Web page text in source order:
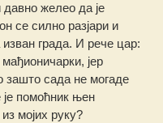
давно желео да је
се силно разјари и
града. И рече цар:
јер
зашто сада не могаде
је помоћник њен
мојих руку?